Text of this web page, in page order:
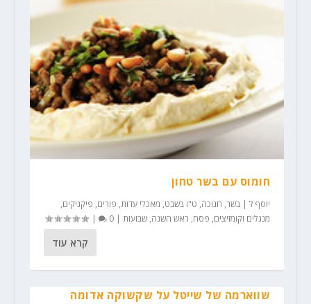
חומוס עם בשר טחון
יוסף ל| בשר, חנוכה, ט"ו בשבט, מאכלי עדות, פורים, פיקניקים,
מנגלים וקומזיצים, פסח, ראש השנה, שבועות|
0
|
קרא עוד
שווארמה של שייטל על שקשוקה אדומה